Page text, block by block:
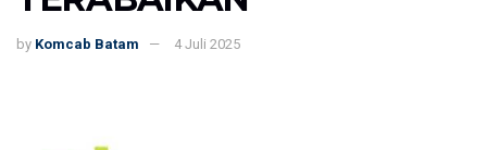
by Komcab Batam 4 Juli 2025